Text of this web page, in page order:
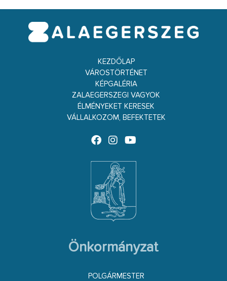
KEZDŐLAP
VÁROSTÖRTÉNET
KÉPGALÉRIA
ZALAEGERSZEGI VAGYOK
ÉLMÉNYEKET KERESEK
VÁLLALKOZOM, BEFEKTETEK
Önkormányzat
POLGÁRMESTER